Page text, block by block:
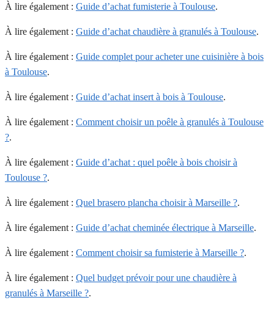
À lire également : Guide d’achat fumisterie à Toulouse.
À lire également : Guide d’achat chaudière à granulés à Toulouse.
À lire également : Guide complet pour acheter une cuisinière à bois
à Toulouse.
À lire également : Guide d’achat insert à bois à Toulouse.
À lire également : Comment choisir un poêle à granulés à Toulouse
?.
À lire également : Guide d’achat : quel poêle à bois choisir à
Toulouse ?.
À lire également : Quel brasero plancha choisir à Marseille ?.
À lire également : Guide d’achat cheminée électrique à Marseille.
À lire également : Comment choisir sa fumisterie à Marseille ?.
À lire également : Quel budget prévoir pour une chaudière à
granulés à Marseille ?.